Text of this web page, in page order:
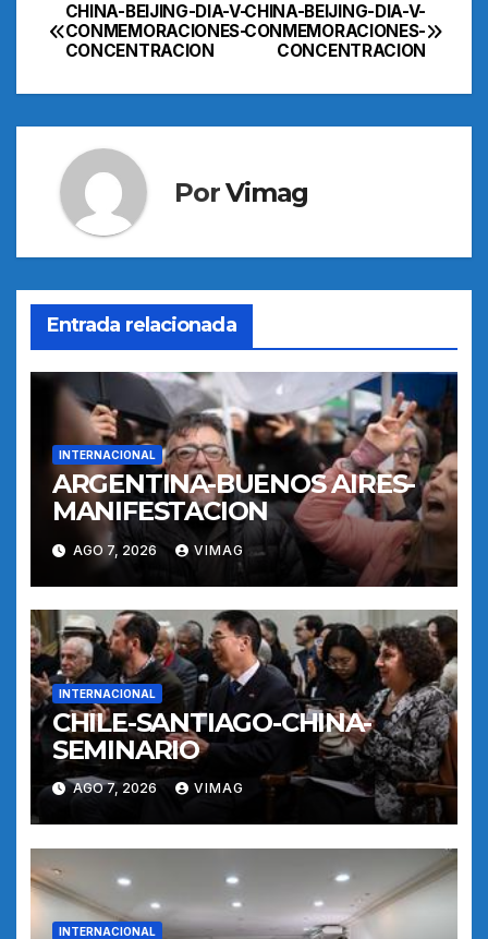
Navegación
de
CHINA-BEIJING-DIA-V-
CONMEMORACIONES-
CONCENTRACION
CHINA-BEIJING-DIA-V-
CONMEMORACIONES-
CONCENTRACION
PorVimag
Entrada relacionada
INTERNACIONAL
ARGENTINA-BUENOS AIRES-
MANIFESTACION
AGO 7, 2026 VIMAG
INTERNACIONAL
CHILE-SANTIAGO-CHINA-
SEMINARIO
AGO 7, 2026 VIMAG
INTERNACIONAL